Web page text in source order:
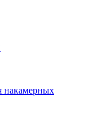
накамерных